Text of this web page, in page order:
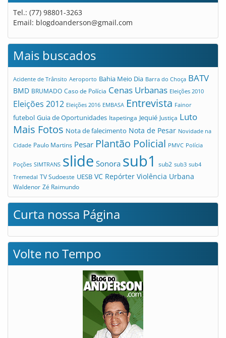
Tel.: (77) 98801-3263
Email: blogdoanderson@gmail.com
Mais buscados
Acidente de Trânsito Aeroporto Bahia Meio Dia Barra do Choça BATV
BMD BRUMADO Caso de Polícia Cenas Urbanas Eleições 2010
Eleições 2012 Eleições 2016 EMBASA Entrevista Fainor
futebol Guia de Oportunidades Itapetinga Jequié Justiça Luto
Mais Fotos Nota de falecimento Nota de Pesar Novidade na
Cidade Paulo Martins Pesar Plantão Policial PMVC Polícia
Poções SIMTRANS slide Sonora sub1 sub2 sub3 sub4
Tremedal TV Sudoeste UESB VC Repórter Violência Urbana
Waldenor Zé Raimundo
Curta nossa Página
Volte no Tempo